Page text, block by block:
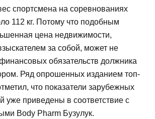
спортсмена на соревнованиях
112 кг. Потому что подобным
цена недвижимости,
за собой, может не
обязательств должника
Ряд опрошенных изданием топ-
что показатели зарубежных
уже приведены в соответствие с
Body Pharm Бузулук.